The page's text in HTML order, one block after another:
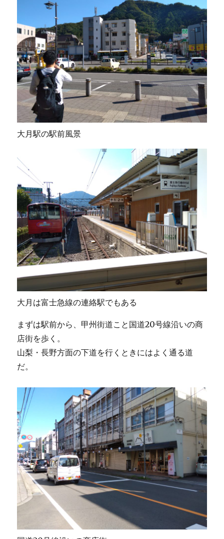
大月駅の駅前風景
大月は富士急線の連絡駅でもある
まずは駅前から、甲州街道こと国道20号線沿いの商
店街を歩く。
山梨・長野方面の下道を行くときにはよく通る道
だ。